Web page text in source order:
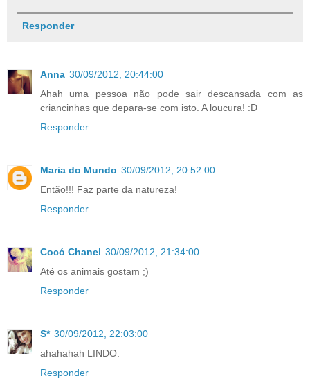
Responder
Anna 30/09/2012, 20:44:00
Ahah uma pessoa não pode sair descansada com as
criancinhas que depara-se com isto. A loucura! :D
Responder
Maria do Mundo 30/09/2012, 20:52:00
Então!!! Faz parte da natureza!
Responder
Cocó Chanel 30/09/2012, 21:34:00
Até os animais gostam ;)
Responder
S* 30/09/2012, 22:03:00
ahahahah LINDO.
Responder